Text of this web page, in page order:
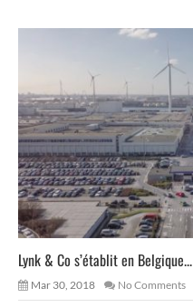
Lynk & Co s’établit en Belgique...
Mar 30, 2018 No Comments